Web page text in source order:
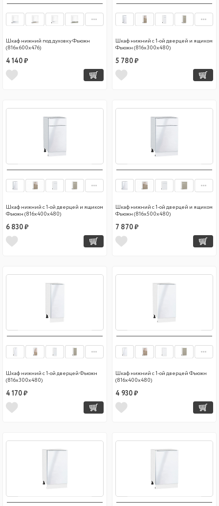
Шкаф нижний под духовку Фьюжн
(816х600х476)
4 140 ₽
Шкаф нижний с 1-ой дверцей и ящиком
Фьюжн (816х300х480)
5 780 ₽
Шкаф нижний с 1-ой дверцей и ящиком
Фьюжн (816х400х480)
6 830 ₽
Шкаф нижний с 1-ой дверцей и ящиком
Фьюжн (816х500х480)
7 870 ₽
Шкаф нижний с 1-ой дверцей Фьюжн
(816х300х480)
4 170 ₽
Шкаф нижний с 1-ой дверцей Фьюжн
(816х400х480)
4 930 ₽